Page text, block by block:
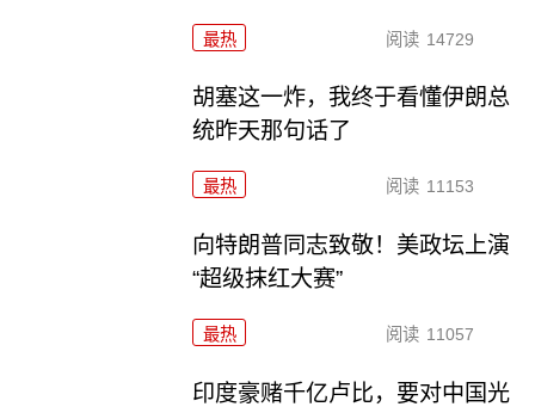
最热 阅读 14729
胡塞这一炸，我终于看懂伊朗总
统昨天那句话了
最热 阅读 11153
向特朗普同志致敬！美政坛上演
“超级抹红大赛”
最热 阅读 11057
印度豪赌千亿卢比，要对中国光